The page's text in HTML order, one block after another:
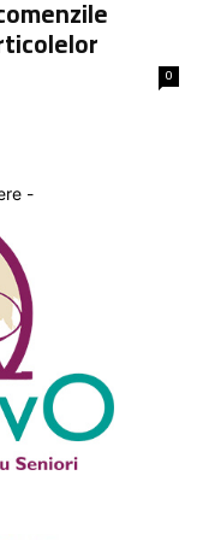
0
-